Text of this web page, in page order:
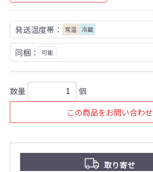
発送温度帯： 常温 冷蔵
同梱： 可能
数量
個
この商品をお問い合わせ
取り寄せ